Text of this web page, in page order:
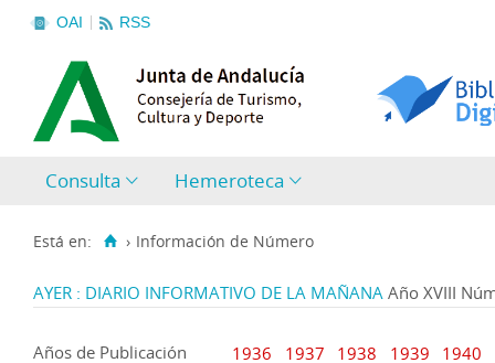
OAI RSS
Consulta Hemeroteca
Está en: › Información de Número
AYER : DIARIO INFORMATIVO DE LA MAÑANA Año XVIII
Años de Publicación 1936 1937 1938 1939 1940